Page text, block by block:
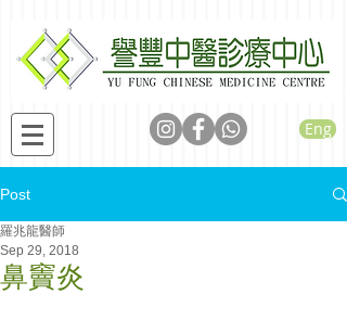
Eng
Post
鼻竇炎
羅兆龍醫師
Sep 29, 2018